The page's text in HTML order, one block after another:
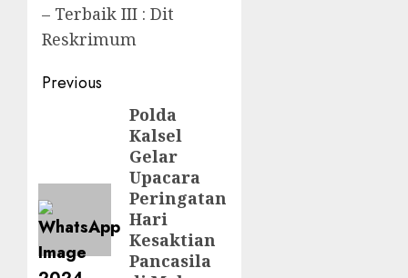
– Terbaik III : Dit
Reskrimum
Previous
Polda
Kalsel
Gelar
Upacara
Peringatan
Hari
Kesaktian
Pancasila